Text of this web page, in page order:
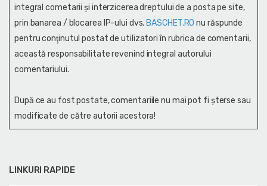
LINKURI RAPIDE
integral cometarii și interzicerea dreptului de a posta pe site,
prin banarea / blocarea IP-ului dvs. BASCHET.RO nu răspunde
pentru conţinutul postat de utilizatori în rubrica de comentarii,
această responsabilitate revenind integral autorului
comentariului.
După ce au fost postate, comentariile nu mai pot fi șterse sau
modificate de către autorii acestora!